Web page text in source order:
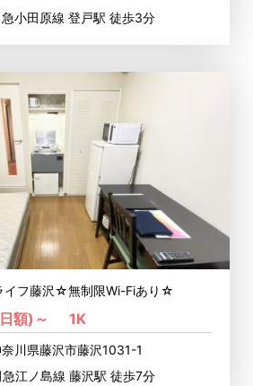
小田原線 登戸駅 徒歩3分
イフ藤沢☆無制限Wi-Fiあり☆
額)～ 1K
奈川県藤沢市藤沢1031-1
江ノ島線 藤沢駅 徒歩7分